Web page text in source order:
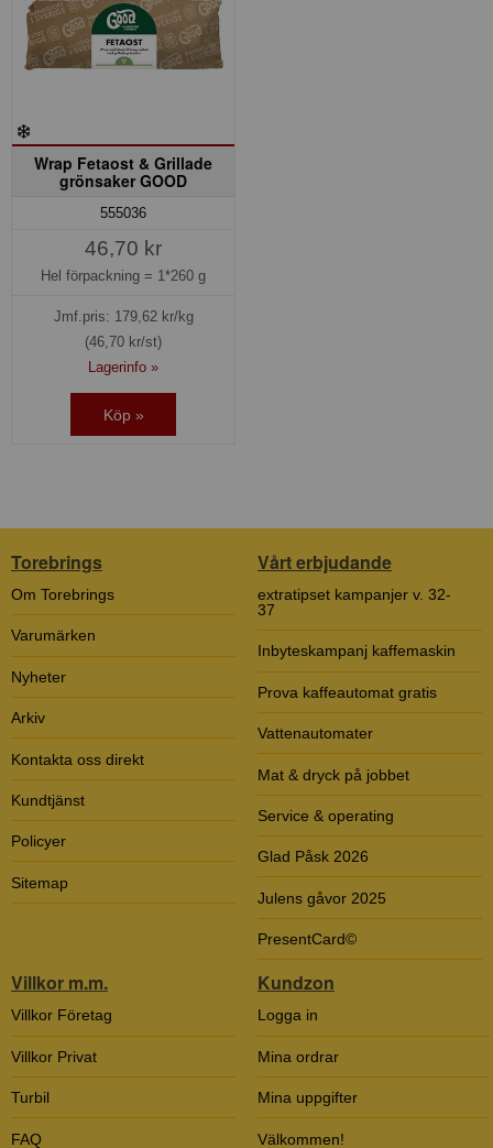
Wrap Fetaost & Grillade
grönsaker GOOD
555036
46,70 kr
Hel förpackning = 1*260 g
Jmf.pris: 179,62kr/kg
(46,70 kr/st)
Lagerinfo »
Köp »
Torebrings
Om Torebrings
Varumärken
Nyheter
Arkiv
Kontakta oss direkt
Kundtjänst
Policyer
Sitemap
Vårt erbjudande
extratipset kampanjer v. 32-
37
Inbyteskampanj kaffemaskin
Prova kaffeautomat gratis
Vattenautomater
Mat & dryck på jobbet
Service & operating
Glad Påsk 2026
Julens gåvor 2025
PresentCard©
Villkor m.m.
Villkor Företag
Villkor Privat
Turbil
FAQ
Kundzon
Logga in
Mina ordrar
Mina uppgifter
Välkommen!